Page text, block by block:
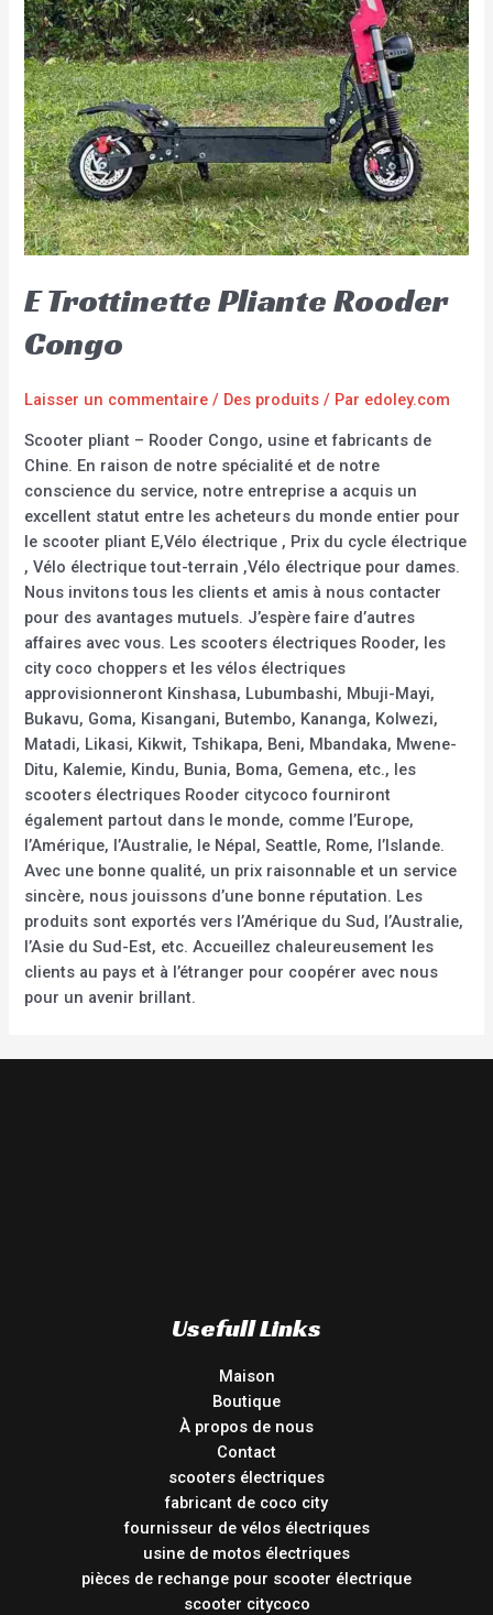
E Trottinette Pliante Rooder
Congo
Laisser un commentaire / Des produits / Par edoley.com
Scooter pliant – Rooder Congo, usine et fabricants de
Chine. En raison de notre spécialité et de notre
conscience du service, notre entreprise a acquis un
excellent statut entre les acheteurs du monde entier pour
le scooter pliant E,Vélo électrique , Prix du cycle électrique
, Vélo électrique tout-terrain ,Vélo électrique pour dames.
Nous invitons tous les clients et amis à nous contacter
pour des avantages mutuels. J’espère faire d’autres
affaires avec vous. Les scooters électriques Rooder, les
city coco choppers et les vélos électriques
approvisionneront Kinshasa, Lubumbashi, Mbuji-Mayi,
Bukavu, Goma, Kisangani, Butembo, Kananga, Kolwezi,
Matadi, Likasi, Kikwit, Tshikapa, Beni, Mbandaka, Mwene-
Ditu, Kalemie, Kindu, Bunia, Boma, Gemena, etc., les
scooters électriques Rooder citycoco fourniront
également partout dans le monde, comme l’Europe,
l’Amérique, l’Australie, le Népal, Seattle, Rome, l’Islande.
Avec une bonne qualité, un prix raisonnable et un service
sincère, nous jouissons d’une bonne réputation. Les
produits sont exportés vers l’Amérique du Sud, l’Australie,
l’Asie du Sud-Est, etc. Accueillez chaleureusement les
clients au pays et à l’étranger pour coopérer avec nous
pour un avenir brillant.
Usefull Links
Maison
Boutique
À propos de nous
Contact
scooters électriques
fabricant de coco city
fournisseur de vélos électriques
usine de motos électriques
pièces de rechange pour scooter électrique
scooter citycoco